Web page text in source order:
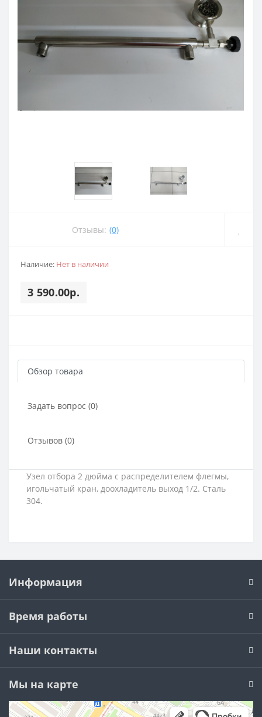
Отзывы: (0)
Наличие: Нет в наличии
3 590.00р.
Обзор товара
Задать вопрос (0)
Отзывов (0)
Узел отбора 2 дюйма с распределителем флегмы,
игольчатый кран, доохладитель выход 1/2. Сталь
304.
Информация
Время работы
Наши контакты
Мы на карте